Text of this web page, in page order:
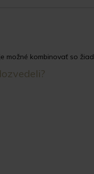
možné kombinovať so